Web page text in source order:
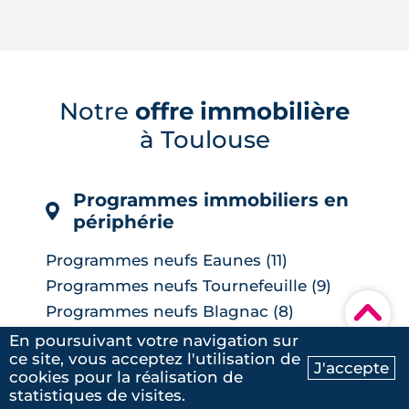
Ma recherche Contactez-nous
▾
choc énergétique. L'effet sur les crédits
immobiliers reste limité à court terme,
les banques ayant anticipé la décision,
Notre offre immobilière
à Toulouse
Programmes immobiliers en
périphérie
Programmes neufs Eaunes (11)
Programmes neufs Tournefeuille (9)
Programmes neufs Blagnac (8)
Programmes neufs Castelginest (6)
Programmes neufs L'Union (6)
Programmes neufs Quint-Fonsegrives
Voir
En poursuivant votre navigation sur
ce site, vous acceptez l'utilisation de
cookies pour la réalisation de
statistiques de visites.
J'accepte